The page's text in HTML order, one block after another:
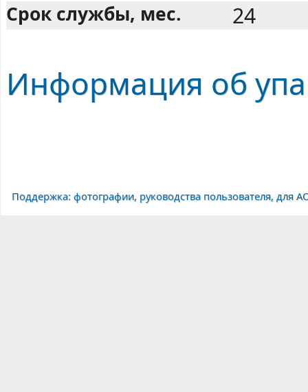
Срок службы, мес. 24
Информация об
Поддержка: фотографии, руководства пользователя, для